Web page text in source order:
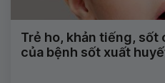
Trẻ ho, khản tiếng, sốt
của bệnh sốt xuất